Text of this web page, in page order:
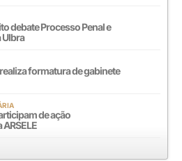
debate Processo Penal e
Ulbra
formatura de gabinete
de ação